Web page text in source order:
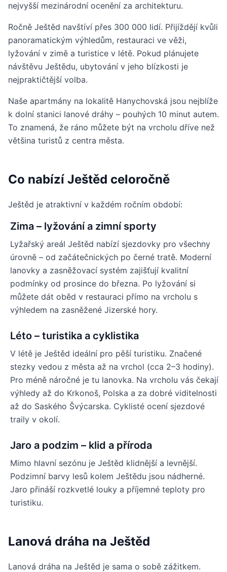
nejvyšší mezinárodní ocenění za architekturu.
Ročně Ještěd navštíví přes 300 000 lidí. Přijíždějí kvůli
panoramatickým výhledům, restauraci ve věži,
lyžování v zimě a turistice v létě. Pokud plánujete
návštěvu Ještědu, ubytování v jeho blízkosti je
nejpraktičtější volba.
Naše apartmány na lokalitě Hanychovská jsou nejblíže
k dolní stanici lanové dráhy – pouhých 10 minut autem.
To znamená, že ráno můžete být na vrcholu dříve než
většina turistů z centra města.
Co nabízí Ještěd celoročně
Ještěd je atraktivní v každém ročním období:
Zima – lyžování a zimní sporty
Lyžařský areál Ještěd nabízí sjezdovky pro všechny
úrovně – od začátečnických po černé tratě. Moderní
lanovky a zasněžovací systém zajišťují kvalitní
podmínky od prosince do března. Po lyžování si
můžete dát oběd v restauraci přímo na vrcholu s
výhledem na zasněžené Jizerské hory.
Léto – turistika a cyklistika
V létě je Ještěd ideální pro pěší turistiku. Značené
stezky vedou z města až na vrchol (cca 2–3 hodiny).
Pro méně náročné je tu lanovka. Na vrcholu vás čekají
výhledy až do Krkonoš, Polska a za dobré viditelnosti
až do Saského Švýcarska. Cyklisté ocení sjezdové
traily v okolí.
Jaro a podzim – klid a příroda
Mimo hlavní sezónu je Ještěd klidnější a levnější.
Podzimní barvy lesů kolem Ještědu jsou nádherné.
Jaro přináší rozkvetlé louky a příjemné teploty pro
turistiku.
Lanová dráha na Ještěd
Lanová dráha na Ještěd je sama o sobě zážitkem.